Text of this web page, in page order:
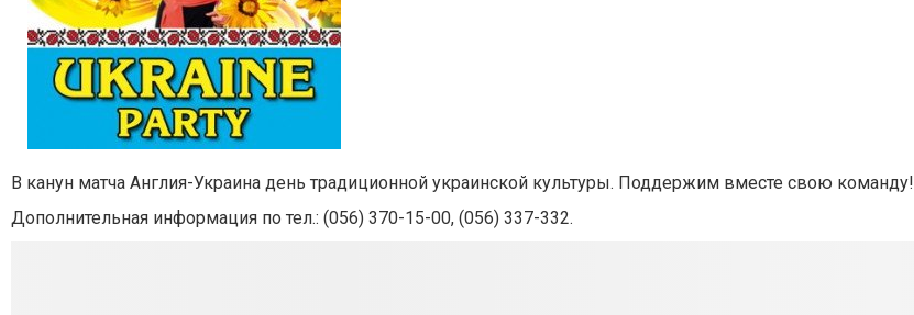
В канун матча Англия-Украина день традиционной украинской культуры. Поддержим вместе свою команду!
Дополнительная информация по тел.: (056) 370-15-00, (056) 337-332.